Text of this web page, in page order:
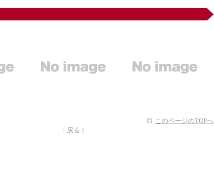
このページのTOPへ
[ 戻る ]